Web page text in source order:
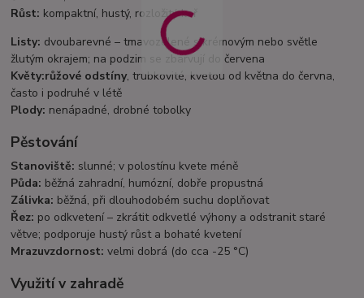
Růst: kompaktní, hustý, rozložitý keř
Listy: dvoubarevné – tmavozelené s krémovým nebo světle
žlutým okrajem; na podzim se zbarvují do červena
Květy:růžové odstíny, trubkovité, kvetou od května do června,
často i podruhé v létě
Plody: nenápadné, drobné tobolky
Pěstování
Stanoviště: slunné; v polostínu kvete méně
Půda: běžná zahradní, humózní, dobře propustná
Zálivka: běžná, při dlouhodobém suchu doplňovat
Řez: po odkvetení – zkrátit odkvetlé výhony a odstranit staré
větve; podporuje hustý růst a bohaté kvetení
Mrazuvzdornost: velmi dobrá (do cca -25 °C)
Využití v zahradě